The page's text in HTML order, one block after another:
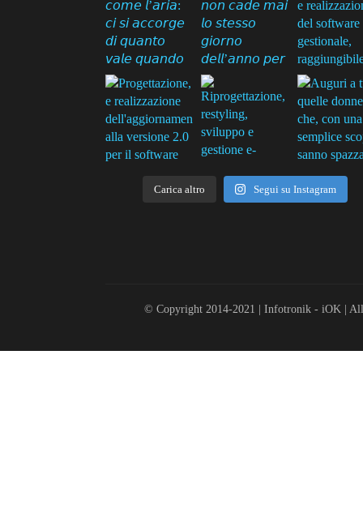
Carica altro Segui su Instagram
© Copyright 2014-2021 | Infotronik - iOK |